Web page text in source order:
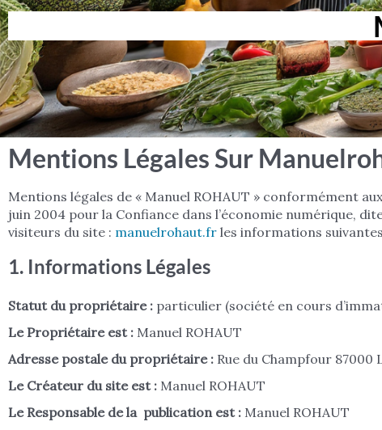
Mentions Légales Sur
Mentions légales de « Manuel ROHAUT » conformément
juin 2004 pour la Confiance dans l’économie numérique,
visiteurs du site : manuelrohaut.fr les informations
1. Informations Légales
Statut du propriétaire : particulier (société en cours
Le Propriétaire est : Manuel ROHAUT
Adresse postale du propriétaire : Rue du Champfour 87000
Le Créateur du site est : Manuel ROHAUT
Le Responsable de la publication est : Manuel ROHAUT